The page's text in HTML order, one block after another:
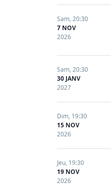
Sam,20:30
7 NOV
2026
Sam,20:30
30 JANV
2027
Dim, 19:30
15 NOV
2026
Jeu, 19:30
19 NOV
2026